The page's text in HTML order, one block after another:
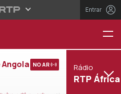
Entrar
Angola NO AR Rádio
RTP África